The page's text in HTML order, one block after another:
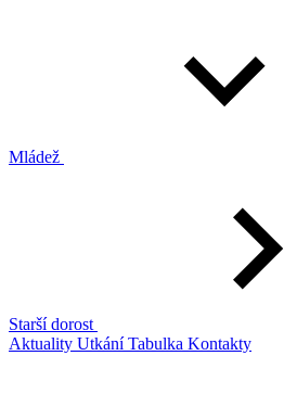
Mládež
Starší dorost
Aktuality UtkáníTabulka Kontakty